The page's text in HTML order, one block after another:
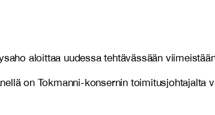
aloittaa uudessa tehtävässään
on Tokmanni-konsernin toimitusjohtajalta